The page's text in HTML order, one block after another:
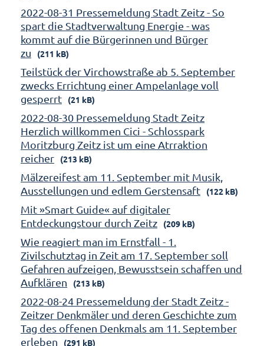
2022-08-31 Pressemeldung Stadt Zeitz - So
spart die Stadtverwaltung Energie - was
kommt auf die Bürgerinnen und Bürger
zu
(211 kB)
Teilstück der Virchowstraße ab 5. September
zwecks Errichtung einer Ampelanlage voll
gesperrt
(21 kB)
2022-08-30 Pressemeldung Stadt Zeitz
Herzlich willkommen Cici - Schlosspark
Moritzburg Zeitz ist um eine Atrraktion
reicher
(213 kB)
Mälzereifest am 11. September mit Musik,
Ausstellungen und edlem Gerstensaft
(122 kB)
Mit »Smart Guide« auf digitaler
Entdeckungstour durch Zeitz
(209 kB)
Wie reagiert man im Ernstfall - 1.
Zivilschutztag in Zeit am 17. September soll
Gefahren aufzeigen, Bewusstsein schaffen und
Aufklären
(213 kB)
2022-08-24 Pressemeldung der Stadt Zeitz -
Zeitzer Denkmäler und deren Geschichte zum
Tag des offenen Denkmals am 11. September
erleben
(291 kB)